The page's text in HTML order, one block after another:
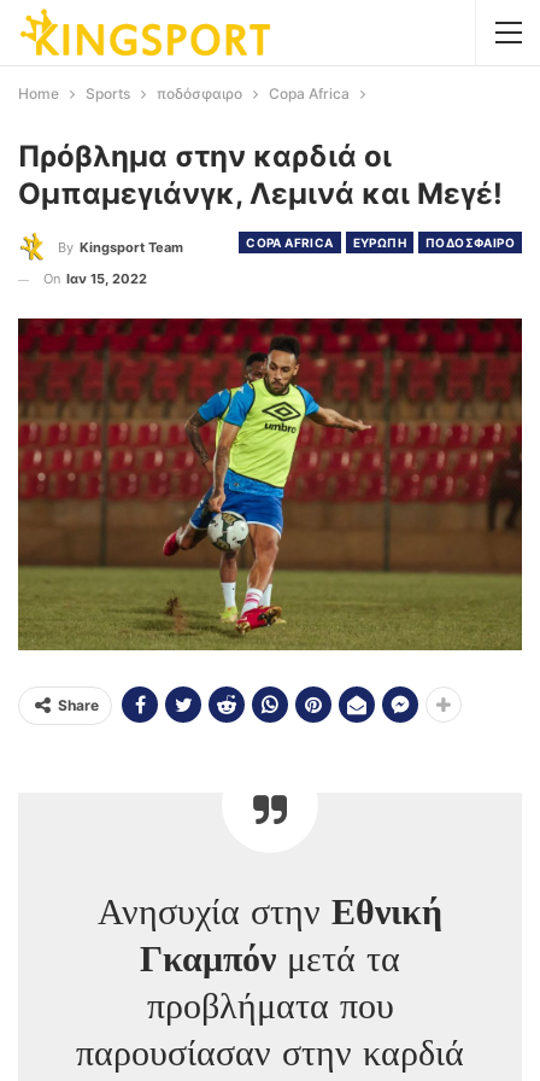
Home Sports ποδόσφαιρο Copa Africa
Πρόβλημα στην καρδιά οι
Ομπαμεγιάνγκ, Λεμινά και Μεγέ!
COPA AFRICA ΕΥΡΩΠΗ ΠΟΔΟΣΦΑΙΡΟ
By Kingsport Team
On Ιαν 15, 2022
Share
Ανησυχία στην Εθνική
Γκαμπόν μετά τα
προβλήματα που
παρουσίασαν στην καρδιά